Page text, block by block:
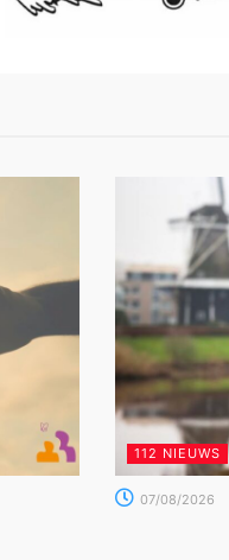
112 NIEUWS
07/08/2026